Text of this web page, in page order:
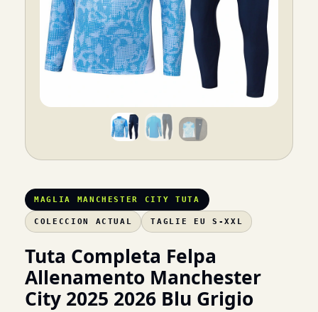
MAGLIA MANCHESTER CITY TUTA
COLECCION ACTUAL TAGLIE EU S-XXL
Tuta Completa Felpa
Allenamento Manchester
City 2025 2026 Blu Grigio